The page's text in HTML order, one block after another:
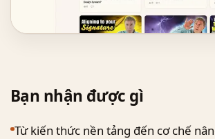
Bạn nhận được gì
Từ kiến thức nền tảng đến cơ chế